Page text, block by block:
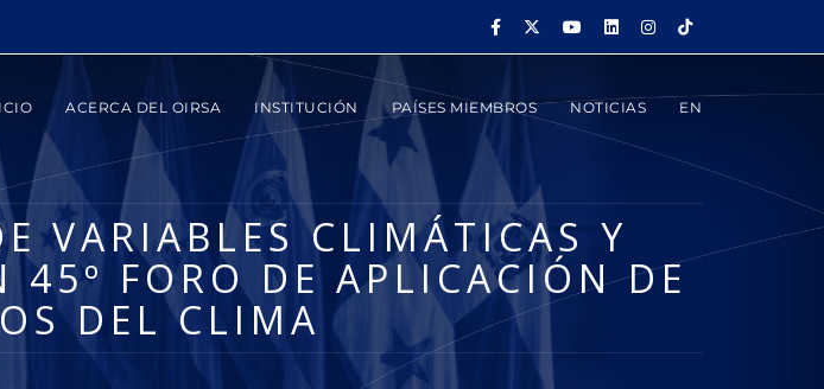
ACERCA DEL OIRSA INSTITUCIÓN PAÍSES MIEMBROS NOTICIAS EN
VARIABLES CLIMÁTICAS Y
45º FORO DE APLICACIÓN DE
DEL CLIMA